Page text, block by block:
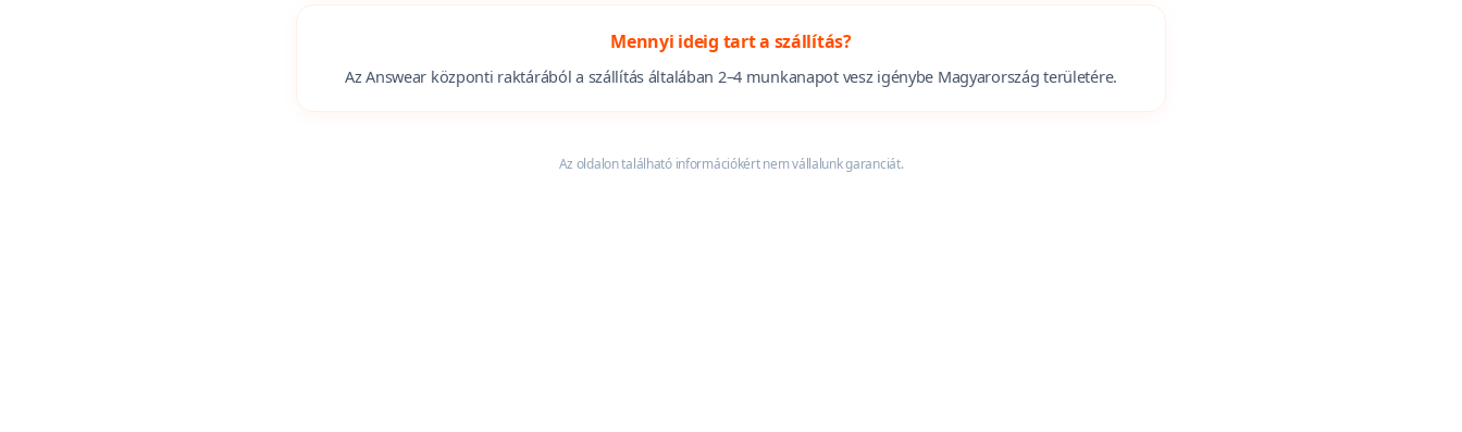
Mennyi ideig tart a szállítás?
Az Answear központi raktárából a szállítás általában 2–4 munkanapot vesz igénybe Magyarország területére.
Az oldalon található információkért nem vállalunk garanciát.